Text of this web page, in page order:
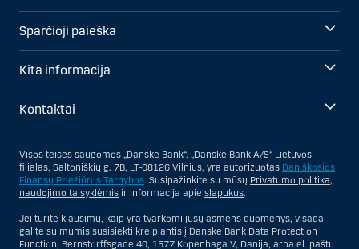
Sparčioji paieška
Kita informacija
Kontaktai
Visos teisės saugomos „Danske Bank“. „Danske Bank A/S“ Lietuvos
filialas, Saltoniškių g. 7B, LT-08126 Vilnius, yra autorizuotas Daniškosios
Finansų Priežiūros Tarnybos. Susipažinkite su mūsų Privatumo politika,
naudojimo taisyklėmis ir informacija apie slapukus.
Jei turite klausimų, kaip yra tvarkomi jūsų asmens duomenys, visada
galite su mumis susisiekti kreipiantis į Danske Bank Data Protection
Function, Bernstorffsgade 40, 1577 Kopenhaga V, Danija, arba el. paštu